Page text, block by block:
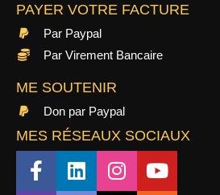
PAYER VOTRE FACTURE
Par Paypal
Par Virement Bancaire
ME SOUTENIR
Don par Paypal
MES RÉSEAUX SOCIAUX